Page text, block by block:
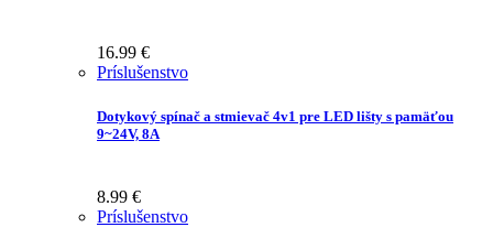
16.99 €
Príslušenstvo
Dotykový spínač a stmievač 4v1 pre LED lišty s pamäťou
9~24V, 8A
8.99 €
Príslušenstvo